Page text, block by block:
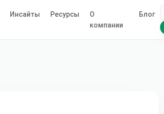
Инсайты Ресурсы
О
компании
Блог